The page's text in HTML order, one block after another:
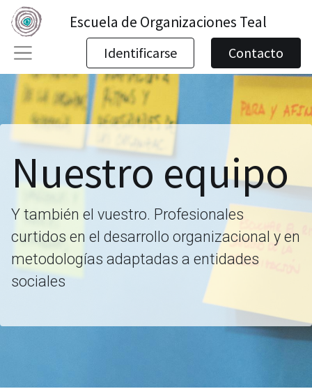
Escuela de Organizaciones Teal
Identificarse Contacto
Nuestro equipo
Y también el vuestro. Profesionales
curtidos en el desarrollo organizacional y en
metodologías adaptadas a entidades
sociales